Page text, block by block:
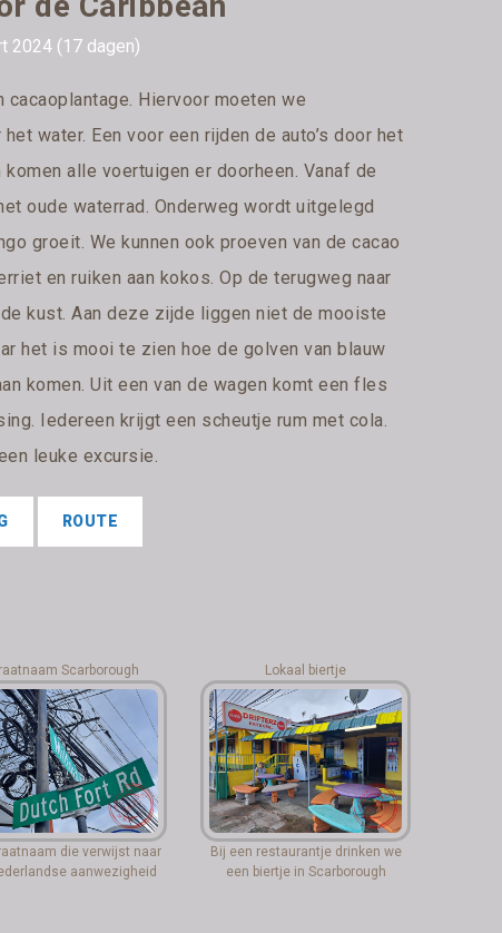
2024 (17 dagen)
Hiervoor moeten we
water. Een voor een rijden de auto’s door het
alle voertuigen er doorheen. Vanaf de
oude waterrad. Onderweg wordt uitgelegd
groeit. We kunnen ook proeven van de cacao
en ruiken aan kokos. Op de terugweg naar
kust. Aan deze zijde liggen niet de mooiste
het is mooi te zien hoe de golven van blauw
komen. Uit een van de wagen komt een fles
Iedereen krijgt een scheutje rum met cola.
leuke excursie.
ROUTE
Scarborough
die verwijst naar
aanwezigheid
Lokaal biertje
Bij een restaurantje drinken we
een biertje in Scarborough